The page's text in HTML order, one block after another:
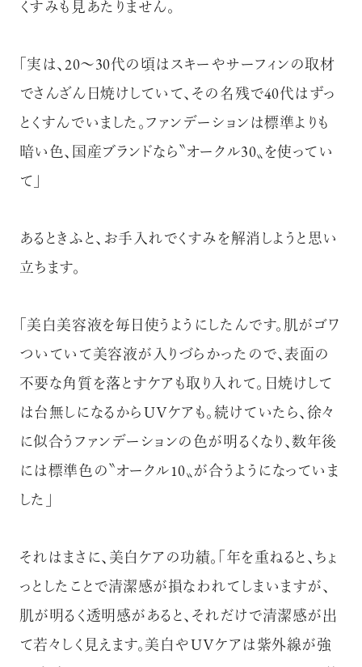
くすみも見あたりません。
「実は、20〜30代の頃はスキーやサーフィンの取材
でさんざん日焼けしていて、その名残で40代はずっ
とくすんでいました。ファンデーションは標準よりも
暗い色、国産ブランドなら〝オークル30〟を使ってい
て」
あるときふと、お手入れでくすみを解消しようと思い
立ちます。
「美白美容液を毎日使うようにしたんです。肌がゴワ
ついていて美容液が入りづらかったので、表面の
不要な角質を落とすケアも取り入れて。日焼けして
は台無しになるからＵＶケアも。続けていたら、徐々
に似合うファンデーションの色が明るくなり、数年後
には標準色の〝オークル10〟が合うようになっていま
した」
それはまさに、美白ケアの功績。「年を重ねると、ちょ
っとしたことで清潔感が損なわれてしまいますが、
肌が明るく透明感があると、それだけで清潔感が出
て若々しく見えます。美白やＵＶケアは紫外線が強